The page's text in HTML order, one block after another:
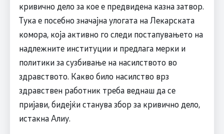
кривично дело за кое е предвидена казна затвор.
Тука е посебно значајна улогата на Лекарската
комора, која активно го следи постапувањето на
надлежните институции и предлага мерки и
политики за сузбивање на насилството во
здравството. Какво било насилство врз
здравствен работник треба веднаш да се
пријави, бидејќи станува збор за кривично дело,
истакна Алиу.